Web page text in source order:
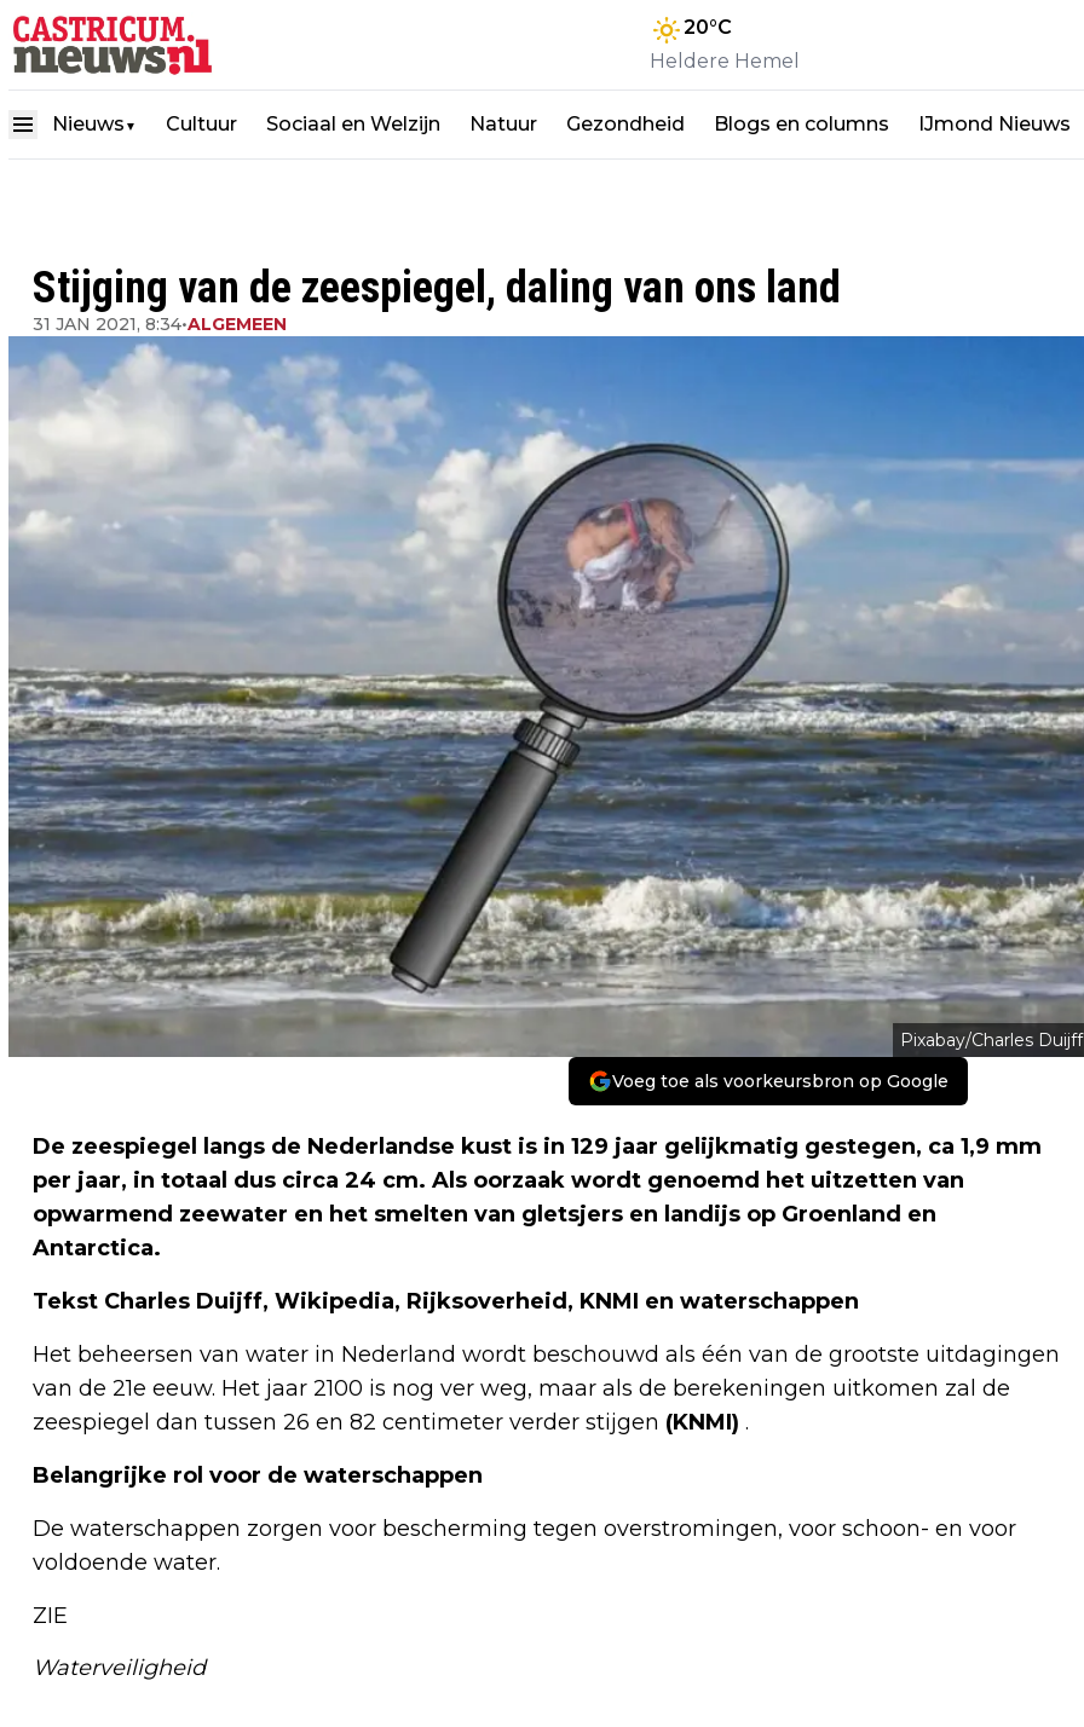
20°C
Heldere Hemel
Nieuws ▼ Cultuur Sociaal en Welzijn Natuur Gezondheid Blogs en columns IJmond Nieuws
Stijging van de zeespiegel, daling van ons land
31 JAN 2021, 8:34•ALGEMEEN
Pixabay/Charles Duijff
Voeg toe als voorkeursbron op Google
De zeespiegel langs de Nederlandse kust is in 129 jaar gelijkmatig gestegen, ca 1,9 mm
per jaar, in totaal dus circa 24 cm. Als oorzaak wordt genoemd het uitzetten van
opwarmend zeewater en het smelten van gletsjers en landijs op Groenland en
Antarctica.
Tekst Charles Duijff, Wikipedia, Rijksoverheid, KNMI en waterschappen
Het beheersen van water in Nederland wordt beschouwd als één van de grootste uitdagingen
van de 21e eeuw. Het jaar 2100 is nog ver weg, maar als de berekeningen uitkomen zal de
zeespiegel dan tussen 26 en 82 centimeter verder stijgen (KNMI) .
Belangrijke rol voor de waterschappen
De waterschappen zorgen voor bescherming tegen overstromingen, voor schoon- en voor
voldoende water.
ZIE
Waterveiligheid